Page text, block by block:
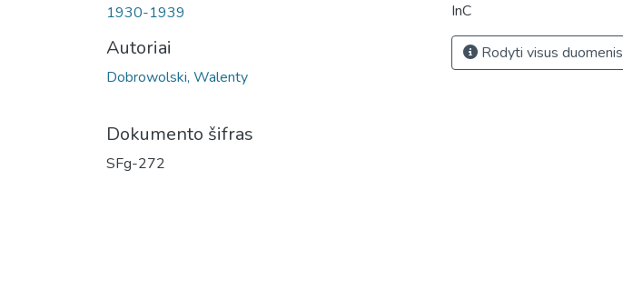
1930-1939
Autoriai
Dobrowolski, Walenty
Dokumento šifras
SFg-272
InC
Rodyti visus duomenis